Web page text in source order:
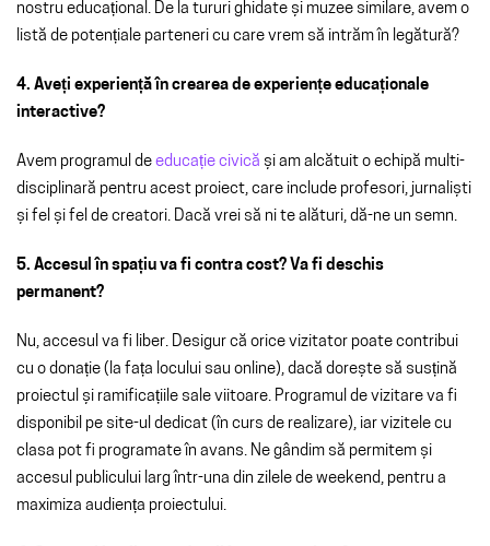
nostru educațional. De la tururi ghidate și muzee similare, avem o
listă de potențiale parteneri cu care vrem să intrăm în legătură?
4. Aveți experiență în crearea de experiențe educaționale
interactive?
Avem programul de educație civică și am alcătuit o echipă multi-
disciplinară pentru acest proiect, care include profesori, jurnaliști
și fel și fel de creatori. Dacă vrei să ni te alături, dă-ne un semn.
5. Accesul în spațiu va fi contra cost? Va fi deschis
permanent?
Nu, accesul va fi liber. Desigur că orice vizitator poate contribui
cu o donație (la fața locului sau online), dacă dorește să susțină
proiectul și ramificațiile sale viitoare. Programul de vizitare va fi
disponibil pe site-ul dedicat (în curs de realizare), iar vizitele cu
clasa pot fi programate în avans. Ne gândim să permitem și
accesul publicului larg într-una din zilele de weekend, pentru a
maximiza audiența proiectului.